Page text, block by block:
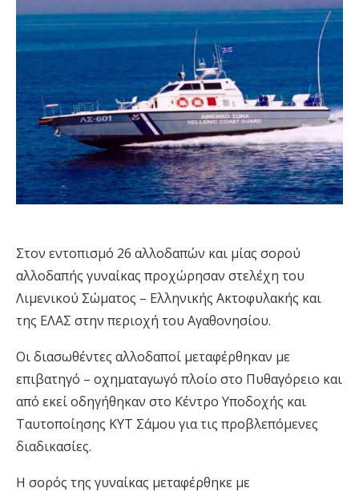
Στον εντοπισμό 26 αλλοδαπών και μίας σορού
αλλοδαπής γυναίκας προχώρησαν στελέχη του
Λιμενικού Σώματος – Ελληνικής Ακτοφυλακής και
της ΕΛΑΣ στην περιοχή του Αγαθονησίου.
Οι διασωθέντες αλλοδαποί μεταφέρθηκαν με
επιβατηγό – οχηματαγωγό πλοίο στο Πυθαγόρειο και
από εκεί οδηγήθηκαν στο Κέντρο Υποδοχής και
Ταυτοποίησης ΚΥΤ Σάμου για τις προβλεπόμενες
διαδικασίες.
Η σορός της γυναίκας μεταφέρθηκε με